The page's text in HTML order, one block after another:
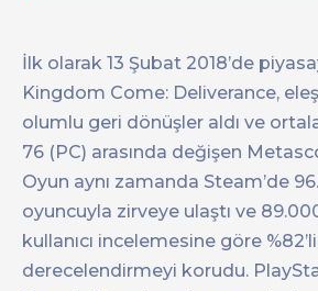
İlk olarak 13 Şubat 2018’de
Kingdom Come: Deliverance,
olumlu geri dönüşler aldı ve
76 (PC) arasında değişen
Oyun aynı zamanda Steam’de
oyuncuyla zirveye ulaştı ve
kullanıcı incelemesine göre
derecelendirmeyi korudu.